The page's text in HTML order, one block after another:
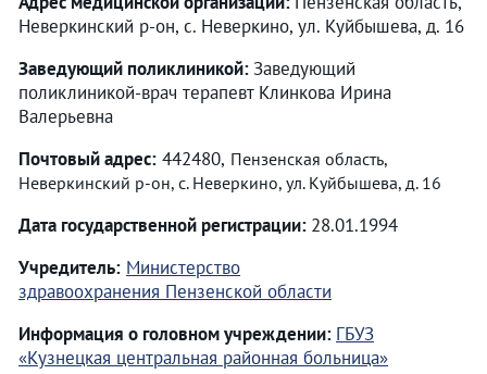
Неверкинский р-он, с. Неверкино, ул. Куйбышева, д. 16
Заведующий поликлиникой: Заведующий
поликлиникой-врач терапевт Клинкова Ирина
Валерьевна
Почтовый адрес: 442480, Пензенская область,
Неверкинский р-он, с. Неверкино, ул. Куйбышева, д. 16
Дата государственной регистрации: 28.01.1994
Учредитель: Министерство
здравоохранения Пензенской области
Информация о головном учреждении: ГБУЗ
«Кузнецкая центральная районная больница»